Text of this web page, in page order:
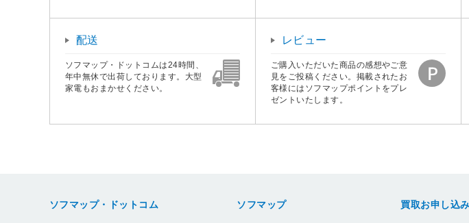
配送
ソフマップ・ドットコムは24時間、
年中無休で出荷しております。大型
家電もおまかせください。
レビュー
ご購入いただいた商品の感想やご意
見をご投稿ください。掲載されたお
客様にはソフマップポイントをプレ
ゼントいたします。
ソフマップ・ドットコム ソフマップ 買取お申し込み